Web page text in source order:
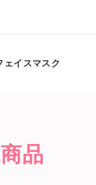
ェイスマスク
品